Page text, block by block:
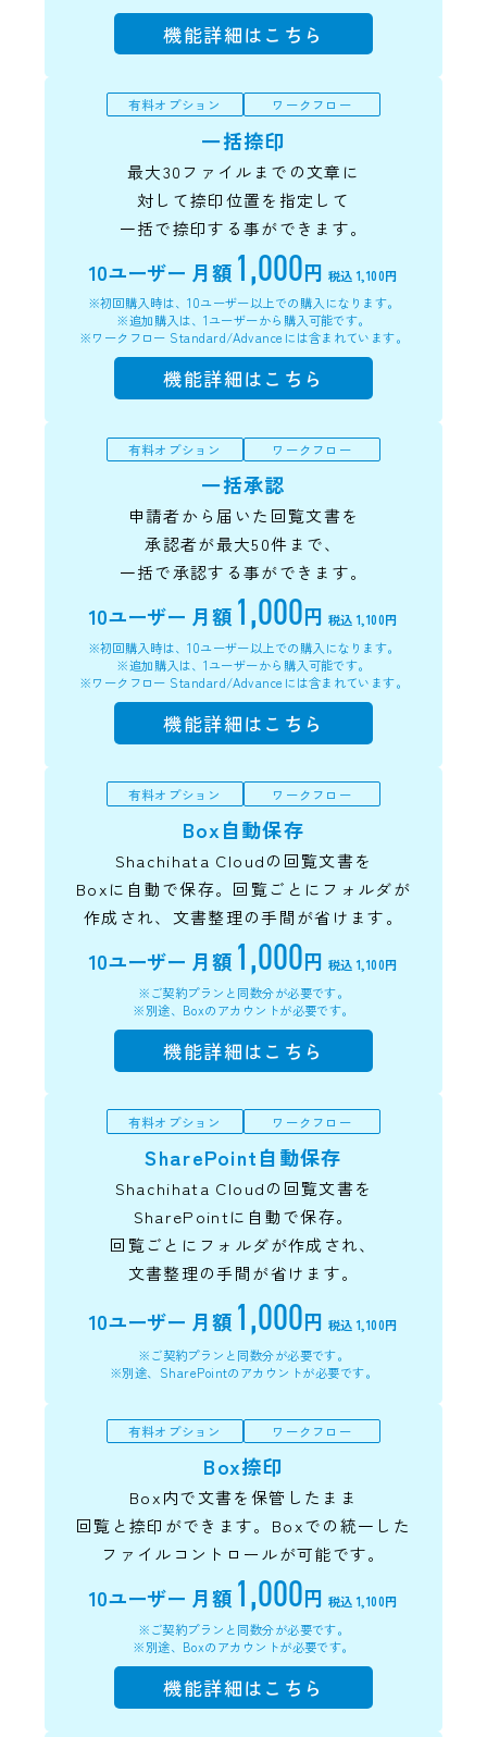
機能詳細はこちら
有料オプション ワークフロー
一括捺印
最大30ファイルまでの文章に
対して捺印位置を指定して
一括で捺印する事ができます。
10ユーザー 月額 1,000円 税込 1,100円
※初回購入時は、10ユーザー以上での購入になります。
※追加購入は、1ユーザーから購入可能です。
※ワークフロー Standard/Advanceには含まれています。
機能詳細はこちら
有料オプション ワークフロー
一括承認
申請者から届いた回覧文書を
承認者が最大50件まで、
一括で承認する事ができます。
10ユーザー 月額 1,000円 税込 1,100円
※初回購入時は、10ユーザー以上での購入になります。
※追加購入は、1ユーザーから購入可能です。
※ワークフロー Standard/Advanceには含まれています。
機能詳細はこちら
有料オプション ワークフロー
Box自動保存
Shachihata Cloudの回覧文書を
Boxに自動で保存。回覧ごとにフォルダが
作成され、文書整理の手間が省けます。
10ユーザー 月額 1,000円 税込 1,100円
※ご契約プランと同数分が必要です。
※別途、Boxのアカウントが必要です。
機能詳細はこちら
有料オプション ワークフロー
SharePoint自動保存
Shachihata Cloudの回覧文書を
SharePointに自動で保存。
回覧ごとにフォルダが作成され、
文書整理の手間が省けます。
10ユーザー 月額 1,000円 税込 1,100円
※ご契約プランと同数分が必要です。
※別途、SharePointのアカウントが必要です。
有料オプション ワークフロー
Box捺印
Box内で文書を保管したまま
回覧と捺印ができます。Boxでの統一した
ファイルコントロールが可能です。
10ユーザー 月額 1,000円 税込 1,100円
※ご契約プランと同数分が必要です。
※別途、Boxのアカウントが必要です。
機能詳細はこちら